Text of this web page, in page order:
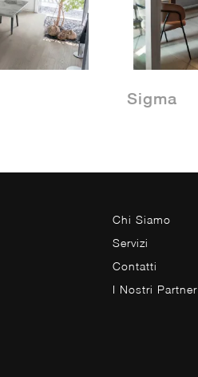
Sigma
Chi Siamo
Servizi
Contatti
I Nostri Partner